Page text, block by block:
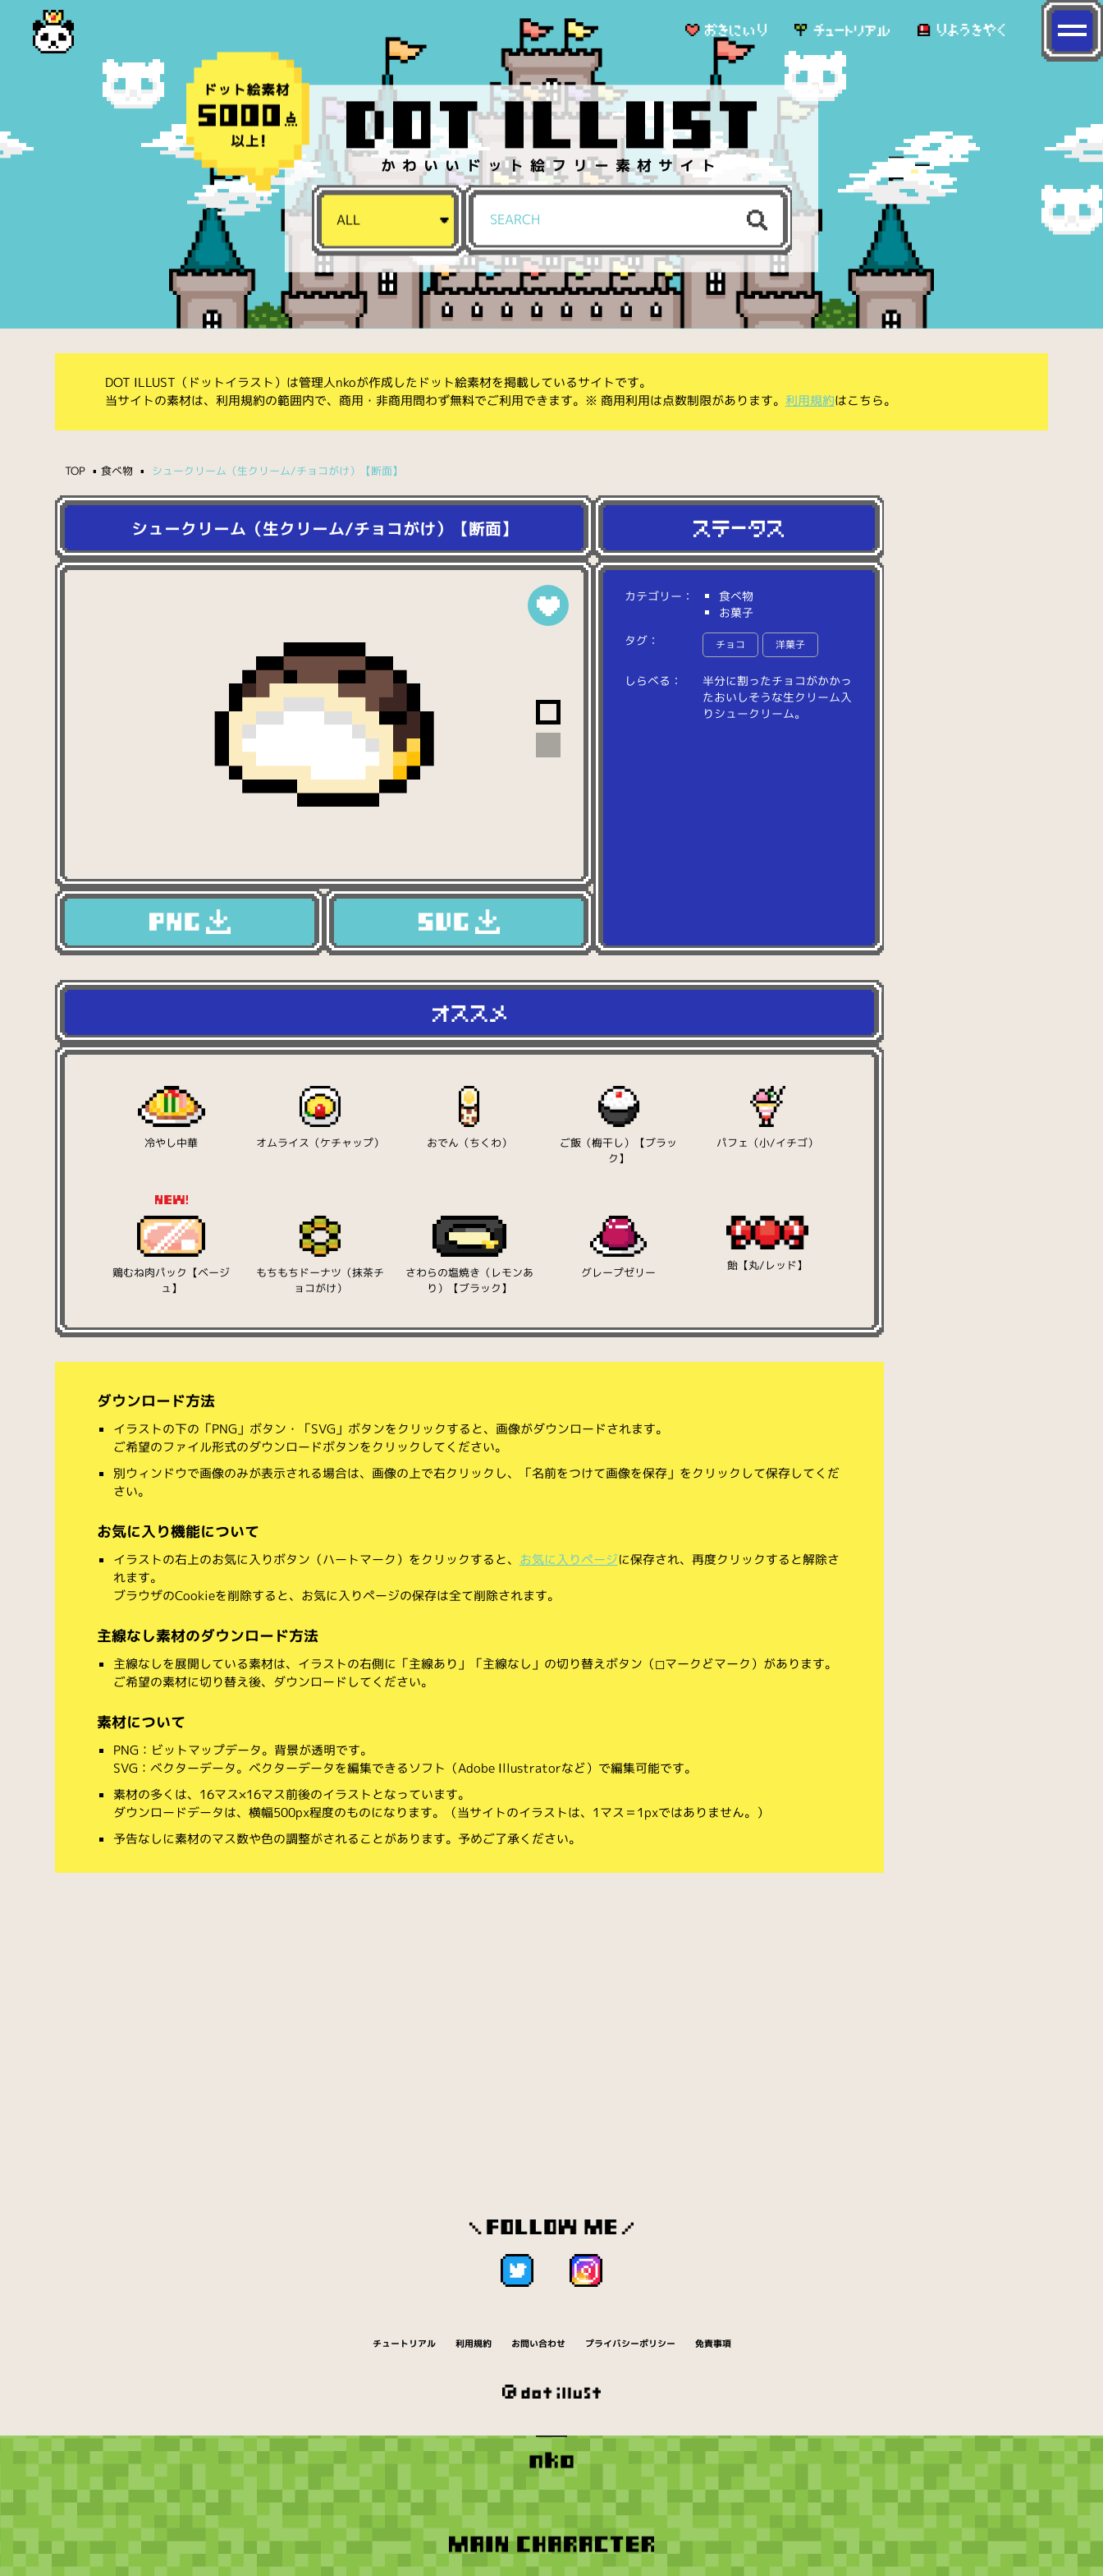
かわいいドット絵フリー素材サイト
DOT ILLUST（ドットイラスト）は管理人nkoが作成したドット絵素材を掲載しているサイトです。
当サイトの素材は、利用規約の範囲内で、商用・非商用問わず無料でご利用できます。※ 商用利用は点数制限があります。 利用規約はこちら。
TOP 食べ物 シュークリーム（生クリーム/チョコがけ）【断面】
シュークリーム（生クリーム/チョコがけ）【断面】
カテゴリー：
食べ物
お菓子
タグ：
チョコ 洋菓子
しらべる： 半分に割ったチ ョ コがかかっ
たおい しそうな生ク リ ーム入
り シューク リ ーム。
冷やし中華 オムライス（ケチャップ） おでん（ちくわ）
ご飯（梅干し）【ブラッ
ク】
パフェ（小/イチゴ）
鶏むね肉パック【ベージ
ュ】
もちもちドーナツ（抹茶チ
ョコがけ）
さわらの塩焼き（レモンあ
り）【ブラック】
グレープゼリー 飴【丸/レッド】
ダウンロード方法
イラストの下の「PNG」ボタン・「SVG」ボタンをクリックすると、画像がダウンロードされます。
ご希望のファイル形式のダウンロードボタンをクリックしてください。
別ウィンドウで画像のみが表示される場合は、画像の上で右クリックし、「名前をつけて画像を保存」をクリックして保存してくだ
さい。
お気に入り機能について
イラストの右上のお気に入りボタン（ハートマーク）をクリックすると、 お気に入りページに保存され、再度クリックすると解除さ
れます。
ブラウザのCookieを削除すると、お気に入りページの保存は全て削除されます。
主線なし素材のダウンロード方法
主線なしを展開している素材は、イラストの右側に「主線あり」「主線なし」の切り替えボタン（◻︎マークと◼︎マーク）があります。
ご希望の素材に切り替え後、ダウンロードしてください。
素材について
PNG：ビットマップデータ。背景が透明です。
SVG：ベクターデータ。ベクターデータを編集できるソフト（Adobe Illustratorなど）で編集可能です。
素材の多くは、16マス×16マス前後のイラストとなっています。
ダウンロードデータは、横幅500px程度のものになります。（当サイトのイラストは、1マス＝1pxではありません。）
予告なしに素材のマス数や色の調整がされることがあります。予めご了承ください。
チュートリアル 利用規約 お問い合わせ プライバシーポリシー 免責事項